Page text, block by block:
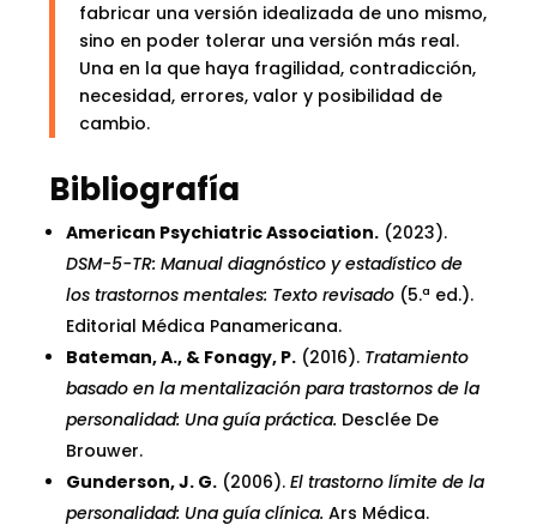
fabricar una versión idealizada de uno mismo,
sino en poder tolerar una versión más real.
Una en la que haya fragilidad, contradicción,
necesidad, errores, valor y posibilidad de
cambio.
Bibliografía
American Psychiatric Association. (2023).
DSM-5-TR: Manual diagnóstico y estadístico de
los trastornos mentales: Texto revisado (5.ª ed.).
Editorial Médica Panamericana.
Bateman, A., & Fonagy, P. (2016). Tratamiento
basado en la mentalización para trastornos de la
personalidad: Una guía práctica. Desclée De
Brouwer.
Gunderson, J. G. (2006).El trastorno límite de la
personalidad: Una guía clínica. Ars Médica.